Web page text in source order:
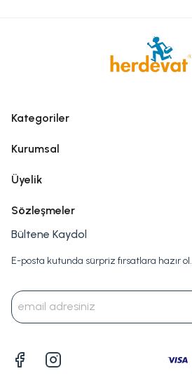
Kategoriler
Kurumsal
Üyelik
Sözleşmeler
Bültene Kaydol
E-posta kutunda sürpriz fırsatlara hazır ol.